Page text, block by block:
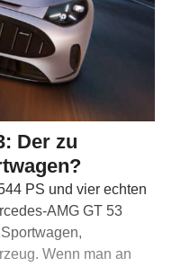
Der zu
PS und vier echten
AMG GT 53
Wenn man an